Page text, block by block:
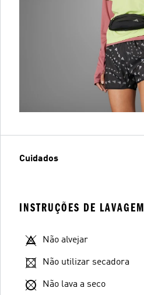
Cuidados
INSTRUÇÕES DE LAVAGEM
Não alvejar
Não utilizar secadora
Não lava a seco